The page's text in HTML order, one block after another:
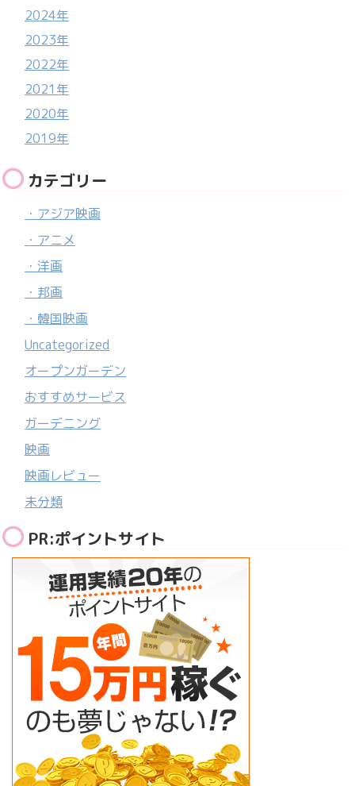
2024年
2023年
2022年
2021年
2020年
2019年
カテゴリー
・アジア映画
・アニメ
・洋画
・邦画
・韓国映画
Uncategorized
オープンガーデン
おすすめサービス
ガーデニング
映画
映画レビュー
未分類
PR:ポイントサイト